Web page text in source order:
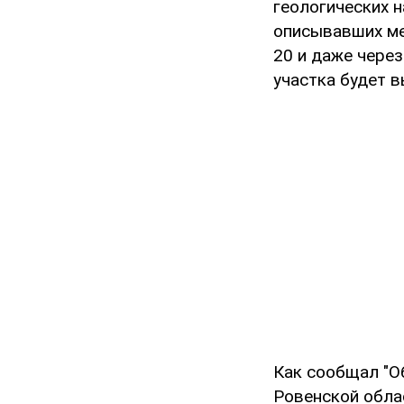
геологических
описывавших
20 и даже
участка будет
Как сообщал
Ровенской